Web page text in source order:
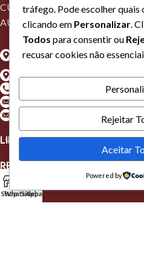
CURSOS RECONHECIDOS
AUTORIZAÇÃO Nº56
Algarve - Estrada Nacional 125, Lt
8700-172 Olhão
Lisboa - Rua Guilherme Marconi,
Telefone: +(351) 910010156*
Geral: formacao@dfacademy.pt
Lisboa:
LINKS ÚTEIS
REDES SOCIAIS
tráfego. Pode escolher
clicando em Personalizar .
Todos para consentir ou
recusar cookies não
Rejeitar
Aceitar
Powered by
Shop
WhatsApp
Sidebar